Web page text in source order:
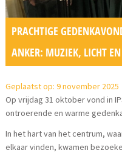
PRACHTIGE
ANKER: MUZIEK, LICHT
Geplaatst op: 9 november 2025
Op vrijdag 31 oktober vond in
ontroerende en warme
In het hart van het centrum,
elkaar vinden, kwamen